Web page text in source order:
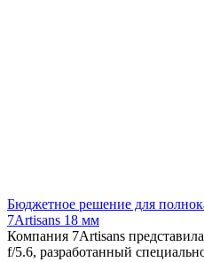
Бюджетное решение для
7Artisans 18 мм
Компания 7Artisans
f/5.6, разработанный